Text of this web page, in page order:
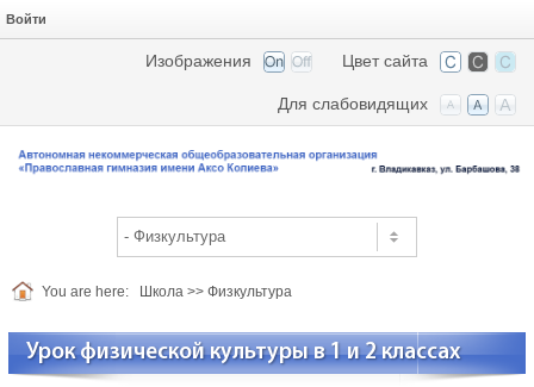
Войти
Цвет сайта
Изображения
Для слабовидящих
You are here: Школа >> Физкультура
Урок физической культуры в 1 и 2 классах